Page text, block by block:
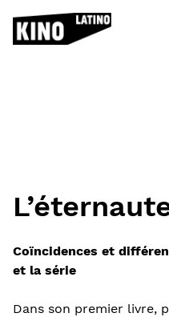
Coïncidences et
et la série
Dans son premier livre,